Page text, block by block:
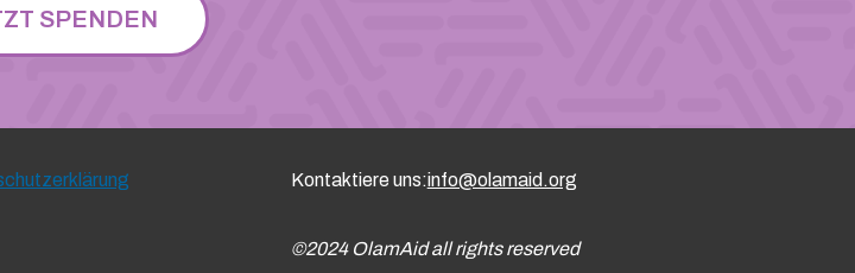
SPENDEN
Kontaktiere uns:info@olamaid.org
©2024 OlamAid all rights reserved